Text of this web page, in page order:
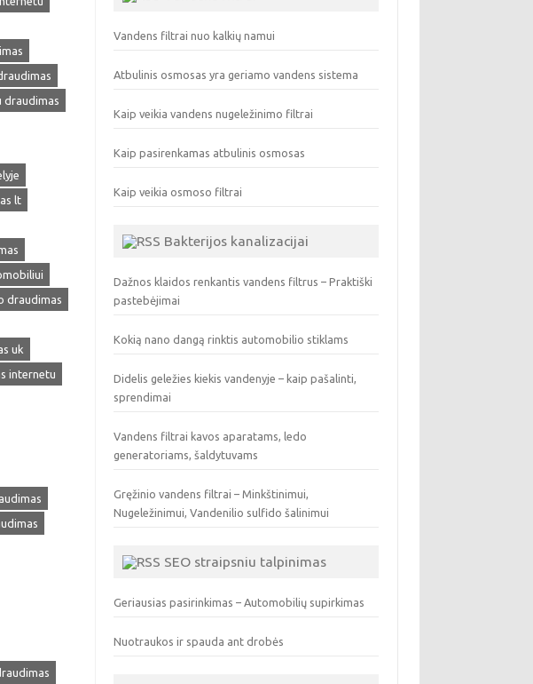
lt
draudimas
uk
internetu
Vandens filtrai nuo kalkių namui
Atbulinis osmosas yra geriamo vandens sistema
Kaip veikia vandens nugeležinimo filtrai
Kaip pasirenkamas atbulinis osmosas
Kaip veikia osmoso filtrai
Bakterijos kanalizacijai
Dažnos klaidos renkantis vandens filtrus – Praktiški
pastebėjimai
Kokią nano dangą rinktis automobilio stiklams
Didelis geležies kiekis vandenyje – kaip pašalinti,
sprendimai
Vandens filtrai kavos aparatams, ledo
generatoriams, šaldytuvams
Gręžinio vandens filtrai – Minkštinimui,
Nugeležinimui, Vandenilio sulfido šalinimui
SEO straipsniu talpinimas
Geriausias pasirinkimas – Automobilių supirkimas
Nuotraukos ir spauda ant drobės